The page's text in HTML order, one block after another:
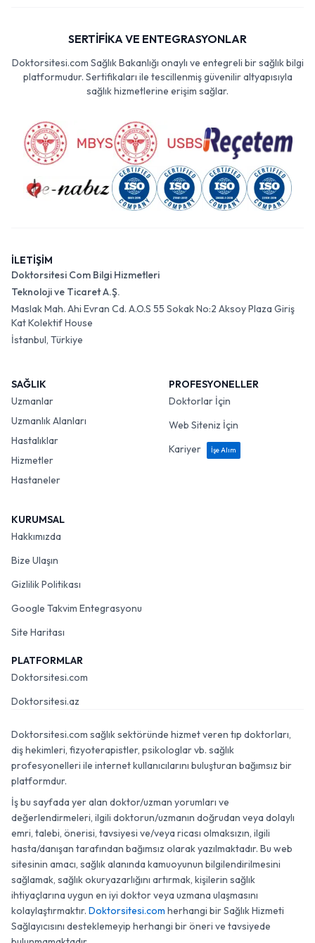
SERTİFİKA VE ENTEGRASYONLAR
Doktorsitesi.com Sağlık Bakanlığı onaylı ve entegreli bir sağlık bilgi
platformudur. Sertifikaları ile tescillenmiş güvenilir altyapısıyla
sağlık hizmetlerine erişim sağlar.
İLETİŞİM
Doktorsitesi Com Bilgi Hizmetleri
Teknoloji ve Ticaret A.Ş.
Maslak Mah. Ahi Evran Cd. A.O.S 55 Sokak No:2 Aksoy Plaza Giriş
Kat Kolektif House
İstanbul, Türkiye
SAĞLIK
Uzmanlar
Uzmanlık Alanları
Hastalıklar
Hizmetler
Hastaneler
PROFESYONELLER
Doktorlar İçin
Web Siteniz İçin
Kariyer
İşe Alım
KURUMSAL
Hakkımızda
Bize Ulaşın
Gizlilik Politikası
Google Takvim Entegrasyonu
Site Haritası
PLATFORMLAR
Doktorsitesi.com
Doktorsitesi.az
Doktorsitesi.com sağlık sektöründe hizmet veren tıp doktorları,
diş hekimleri, fizyoterapistler, psikologlar vb. sağlık
profesyonelleri ile internet kullanıcılarını buluşturan bağımsız bir
platformdur.
İş bu sayfada yer alan doktor/uzman yorumları ve
değerlendirmeleri, ilgili doktorun/uzmanın doğrudan veya dolaylı
emri, talebi, önerisi, tavsiyesi ve/veya ricası olmaksızın, ilgili
hasta/danışan tarafından bağımsız olarak yazılmaktadır. Bu web
sitesinin amacı, sağlık alanında kamuoyunun bilgilendirilmesini
sağlamak, sağlık okuryazarlığını artırmak, kişilerin sağlık
ihtiyaçlarına uygun en iyi doktor veya uzmana ulaşmasını
kolaylaştırmaktır. Doktorsitesi.com herhangi bir Sağlık Hizmeti
Sağlayıcısını desteklemeyip herhangi bir öneri ve tavsiyede